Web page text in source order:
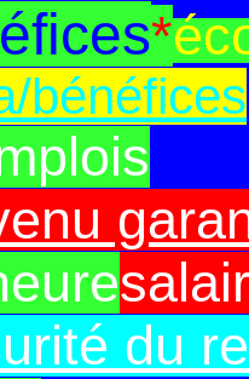
*
bénéfices
du